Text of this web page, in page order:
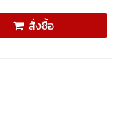
สั่งซื้อ